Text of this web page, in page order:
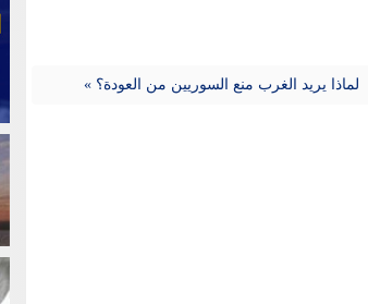
لماذا يريد الغرب منع السوريين من العودة؟ »